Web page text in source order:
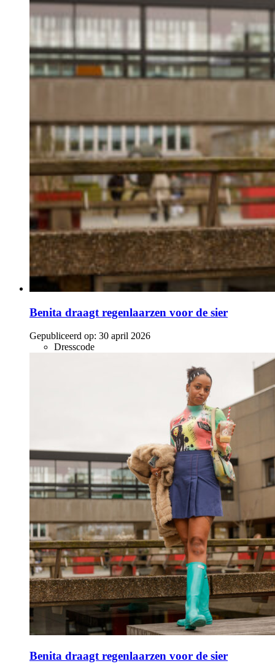
Benita draagt regenlaarzen voor de sier
Gepubliceerd op: 30 april 2026
Dresscode
Benita draagt regenlaarzen voor de sier